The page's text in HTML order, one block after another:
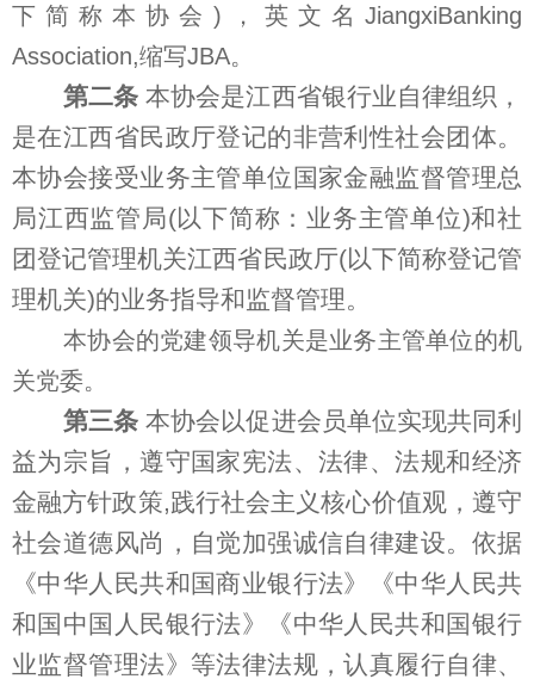
下简称本协会)，英文名JiangxiBanking
Association,缩写JBA。
第二条 本协会是江西省银行业自律组织，
是在江西省民政厅登记的非营利性社会团体。
本协会接受业务主管单位国家金融监督管理总
局江西监管局(以下简称：业务主管单位)和社
团登记管理机关江西省民政厅(以下简称登记管
理机关)的业务指导和监督管理。
本协会的党建领导机关是业务主管单位的机
关党委。
第三条 本协会以促进会员单位实现共同利
益为宗旨，遵守国家宪法、法律、法规和经济
金融方针政策,践行社会主义核心价值观，遵守
社会道德风尚，自觉加强诚信自律建设。依据
《中华人民共和国商业银行法》《中华人民共
和国中国人民银行法》《中华人民共和国银行
业监督管理法》等法律法规，认真履行自律、